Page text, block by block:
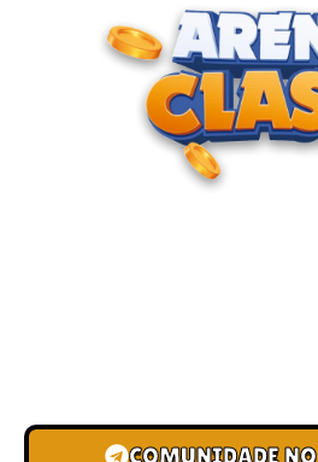
COMUNIDADE